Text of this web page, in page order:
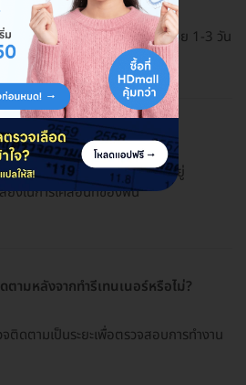
กแจ้งล่วงหน้าก่อนวันนัดอย่างน้อย 1-3 วัน
นอร์แบบลวด?
กษาผลลัพธ์จากการจัดฟันให้คงอยู่
ยงในการเคลื่อนที่ของฟัน
ามหลังจากทำรีเทนเนอร์หรือไม่?
ติดตามเป็นระยะเพื่อตรวจสอบการทำงาน